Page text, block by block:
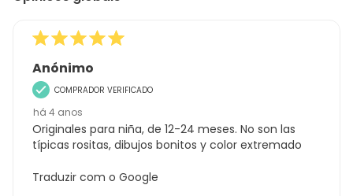
Anónimo
COMPRADOR VERIFICADO
há 4 anos
Originales para niña, de 12-24 meses. No son las
típicas rositas, dibujos bonitos y color extremado
Traduzir com o Google